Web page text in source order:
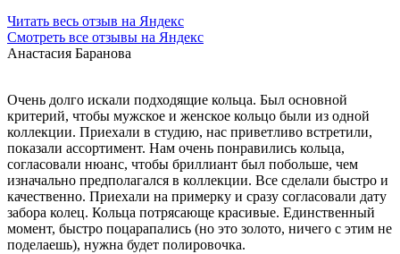
Читать весь отзыв на Яндекс
Смотреть все отзывы на Яндекс
Анастасия Баранова
Очень долго искали подходящие кольца. Был основной
критерий, чтобы мужское и женское кольцо были из одной
коллекции. Приехали в студию, нас приветливо встретили,
показали ассортимент. Нам очень понравились кольца,
согласовали нюанс, чтобы бриллиант был побольше, чем
изначально предполагался в коллекции. Все сделали быстро и
качественно. Приехали на примерку и сразу согласовали дату
забора колец. Кольца потрясающе красивые. Единственный
момент, быстро поцарапались (но это золото, ничего с этим не
поделаешь), нужна будет полировочка.